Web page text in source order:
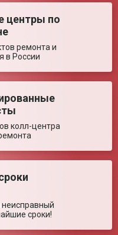
использования в
центры по
ремонта и
в России
колл-центра
сроки!